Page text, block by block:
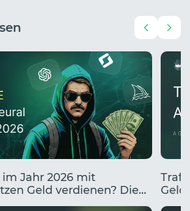
im Jahr 2026 mit
Geld verdienen? Die
mit KI Geld zu verdienen.